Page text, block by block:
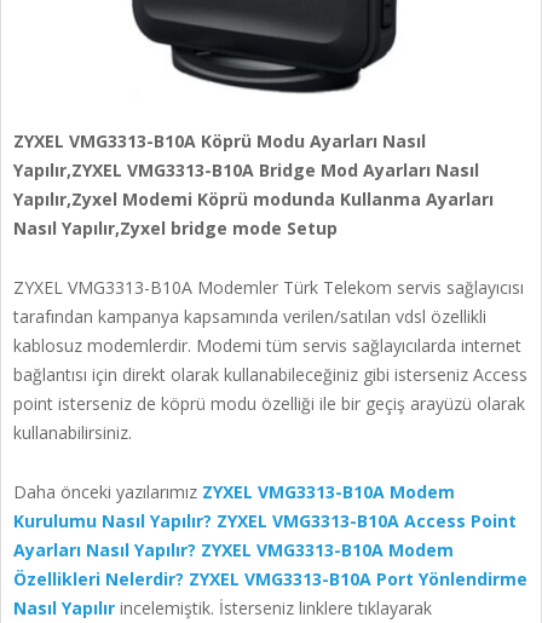
ZYXEL VMG3313-B10A Köprü Modu Ayarları Nasıl
Yapılır,ZYXEL VMG3313-B10A Bridge Mod Ayarları Nasıl
Yapılır,Zyxel Modemi Köprü modunda Kullanma Ayarları
Nasıl Yapılır,Zyxel bridge mode Setup
ZYXEL VMG3313-B10A Modemler Türk Telekom servis sağlayıcısı
tarafından kampanya kapsamında verilen/satılan vdsl özellikli
kablosuz modemlerdir. Modemi tüm servis sağlayıcılarda internet
bağlantısı için direkt olarak kullanabileceğiniz gibi isterseniz Access
point isterseniz de köprü modu özelliği ile bir geçiş arayüzü olarak
kullanabilirsiniz.
Daha önceki yazılarımız ZYXEL VMG3313-B10A Modem
Kurulumu Nasıl Yapılır? ZYXEL VMG3313-B10A Access Point
Ayarları Nasıl Yapılır? ZYXEL VMG3313-B10A Modem
Özellikleri Nelerdir? ZYXEL VMG3313-B10A Port Yönlendirme
Nasıl Yapılır incelemiştik. İsterseniz linklere tıklayarak